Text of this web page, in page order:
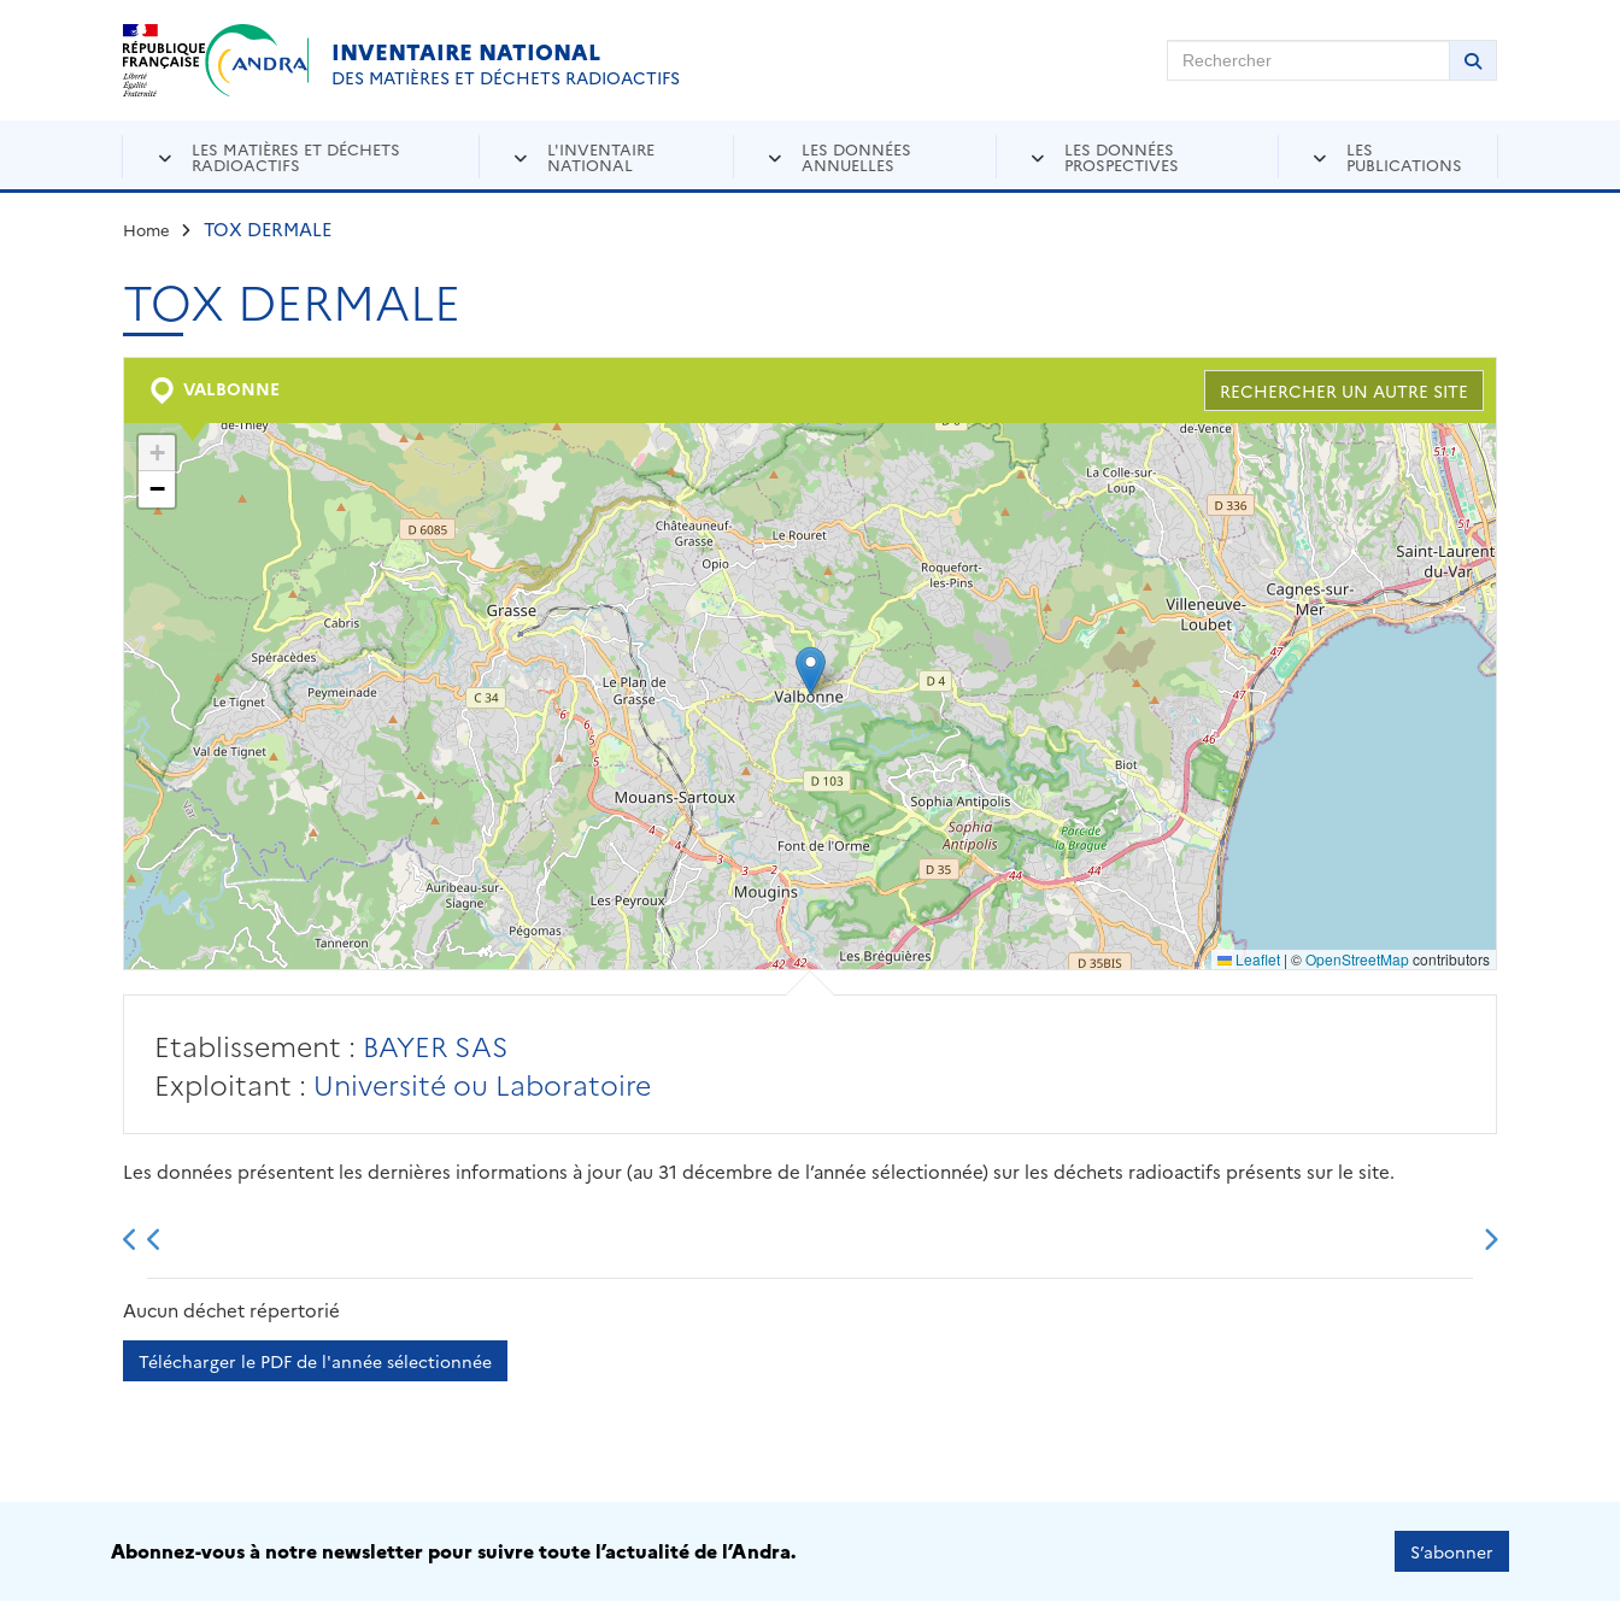
Aller au contenu principal
INVENTAIRE NATIONAL
DES MATIÈRES ET DÉCHETS RADIOACTIFS
Rechercher sur Andra Inventaire Rechercher
Lancer la
LES MATIÈRES ET DÉCHETS
RADIOACTIFS
L'INVENTAIRE
NATIONAL
LES DONNÉES
ANNUELLES
LES DONNÉES
PROSPECTIVES
LES
PUBLICATIONS
Home TOX DERMALE
TOX DERMALE
VALBONNE RECHERCHER UN AUTRE SITE
+
−
Leaflet | ©OpenStreetMapcontributors
Etablissement : BAYER SAS
Exploitant : Université ou Laboratoire
Les données présentent les dernières informations à jour (au 31 décembre de l’année sélectionnée) sur les déchets radioactifs présents sur le site.
2013 2014
Aucun déchet répertorié
Télécharger le PDF de l'année sélectionnée
Abonnez-vous à notre newsletter pour suivre toute l’actualité de l’Andra. S’abonner